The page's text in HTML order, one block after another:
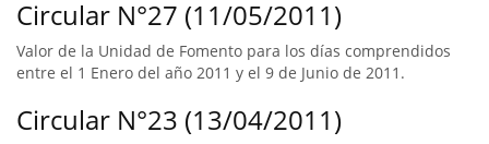
Circular N°27 (11/05/2011)
Valor de la Unidad de Fomento para los días comprendidos
entre el 1 Enero del año 2011 y el 9 de Junio de 2011.
Circular N°23 (13/04/2011)